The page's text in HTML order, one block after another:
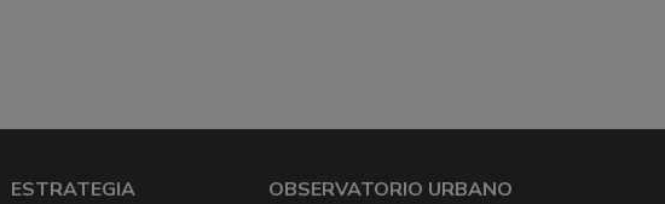
ESTRATEGIA
OBSERVATORIO URBANO